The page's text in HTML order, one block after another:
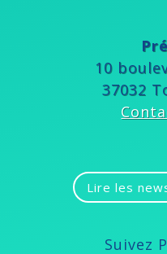
10
37032
Lire les
Suivez